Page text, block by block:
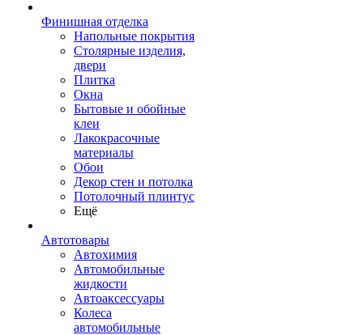
Финишная отделка
Напольные покрытия
Столярные изделия,
двери
Плитка
Окна
Бытовые и обойные
клеи
Лакокрасочные
материалы
Обои
Декор стен и потолка
Потолочный плинтус
Ещё
Автотовары
Автохимия
Автомобильные
жидкости
Автоаксессуары
Колеса
автомобильные